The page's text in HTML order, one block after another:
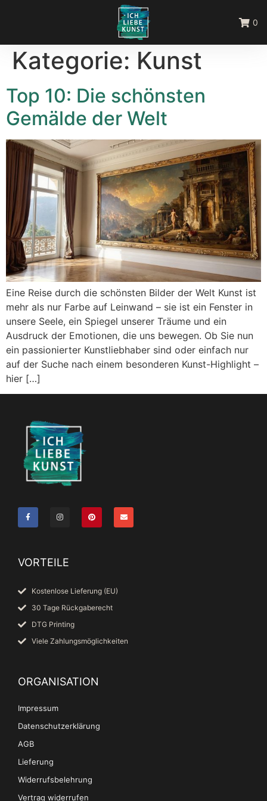
0
Kategorie: Kunst
Top 10: Die schönsten
Gemälde der Welt
Eine Reise durch die schönsten Bilder der Welt Kunst ist
mehr als nur Farbe auf Leinwand – sie ist ein Fenster in
unsere Seele, ein Spiegel unserer Träume und ein
Ausdruck der Emotionen, die uns bewegen. Ob Sie nun
ein passionierter Kunstliebhaber sind oder einfach nur
auf der Suche nach einem besonderen Kunst-Highlight –
hier […]
VORTEILE
Kostenlose Lieferung (EU)
30 Tage Rückgaberecht
DTG Printing
Viele Zahlungsmöglichkeiten
ORGANISATION
Impressum
Datenschutzerklärung
AGB
Lieferung
Widerrufsbelehrung
Vertrag widerrufen